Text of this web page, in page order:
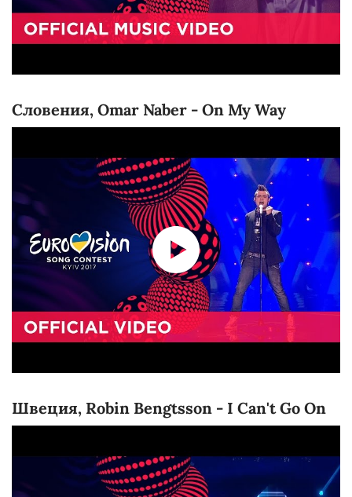
Словения, Omar Naber - On My Way
Швеция, Robin Bengtsson - I Can't Go On